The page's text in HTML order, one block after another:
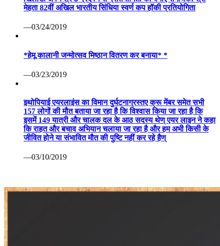
मेहता 82वीं अखिल भारतीय सिंधिया स्वर्ण कप हॉकी प्रतियोगिता
—03/24/2019
*हेमू कालानी जन्मोत्सव मिष्ठान वितरण कर बनाया* *
—03/23/2019
इथोपियाई एयरलाइंस का विमान दुर्घटनाग्रस्तए क्रू मेंबर समेत सभी
157 लोगों की मौत बताया जा रहा है कि विश्वास किया जा रहा है कि
इसमें 149 यात्री और चालक दल के आठ सदस्य थेण् एयर लाइन ने कहा
कि राहत और बचाव अभियान चलाया जा रहा है और हम अभी किसी के
जीवित होने या संभावित मौत की पुष्टि नहीं कर रहे हैण्
—03/10/2019